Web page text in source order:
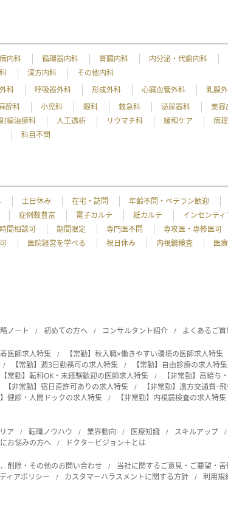
内科 循環器内科 腎臓内科 内分泌・代謝内科
漢方内科
その他内科
科 呼吸器外科 形成外科 心臓血管外科 乳腺
酔科 小児科 眼科 救急科 泌尿器科 美容
線治療科 人工透析 リウマチ科 緩和ケア 病
科目不問
土日休み 在宅・訪問 年齢不問・ベテラン歓迎
症例数豊富 電子カルテ 紙カルテ インセンティ
間相談可 期間限定 専門医不問 専攻医・専修医可
医院経営を学べる 祝日休み 内視鏡検査 医
ノート 初めての方へ コンサルタント紹介 よくあるご質
着医師求人特集 【常勤】秋入職×働きやすい環境の医師求人特集
【常勤】週3日勤務可の求人特集 【常勤】自由診療の求人特集
【常勤】転科OK・未経験歓迎の医師求人特集
【非常勤】高給与
【非常勤】宿日直許可ありの求人特集
【非常勤】遠方交通費･
】健診・人間ドックの求人特集 【非常勤】内視鏡検査の求人特集
ア 転職ノウハウ 業界動向 医療知識 スキルアップ
お悩みの方へ ドクタービジョン＋とは
削除・その他のお問い合わせ 当社に関するご意見・ご要望・
ィアポリシー カスタマーハラスメントに関する方針 利用規